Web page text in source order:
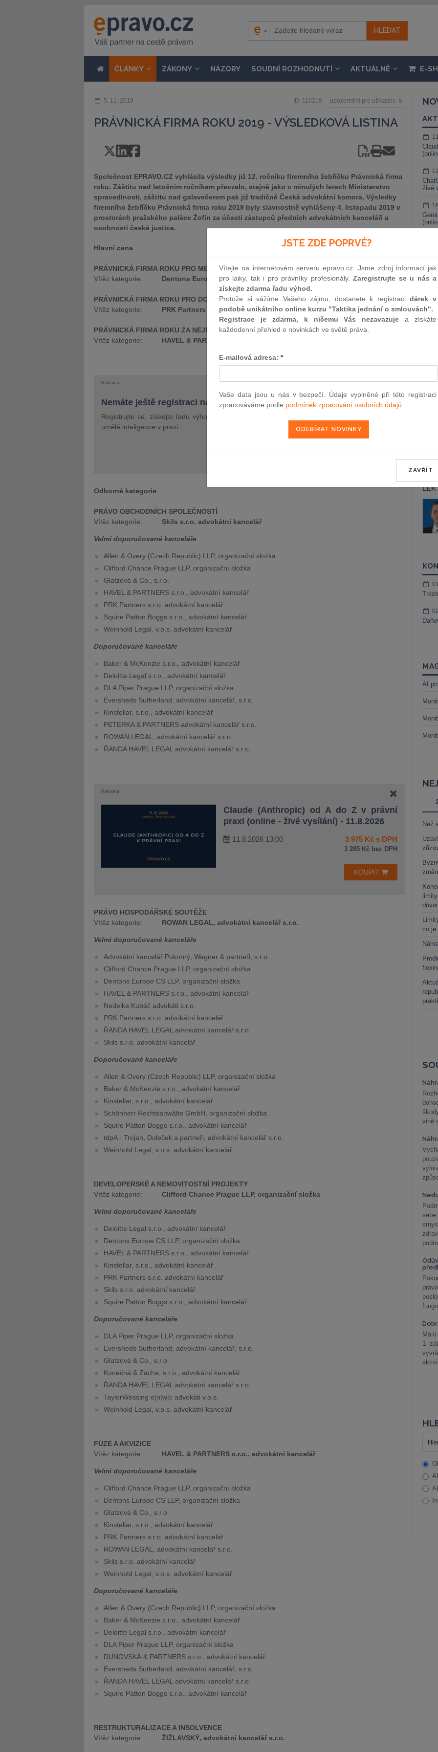
ČLÁNKY ZÁKONY NÁZORY SOUDNÍ ROZHODNUTÍ AKTUÁLNĚ E-
5. 11. 2019 ID: 110219 upozornění pro uživatele
PRÁVNICKÁ FIRMA ROKU 2019 - VÝSLEDKOVÁ LISTINA
Společnost EPRAVO.CZ vyhlásila výsledky již 12. ročníku firemního žebříčku Právnická firma
roku. Záštitu nad letošním ročníkem převzalo, stejně jako v minulých letech Ministerstvo
spravedlnosti, záštitu nad galavečerem pak již tradičně Česká advokátní komora. Výsledky
firemního žebříčku Právnická firma roku 2019 byly slavnostně vyhlášeny 4. listopadu 2019 v
prostorách pražského paláce Žofín za účasti zástupců předních advokátních kanceláří a
osobností české justice.
Hlavní cena
PRÁVNICKÁ FIRMA ROKU PRO MEZINÁRODNÍ KANCELÁŘ
Vítěz kategorie: Dentons Europe CS LLP, organizační složka
PRÁVNICKÁ FIRMA ROKU PRO DOMÁCÍ KANCELÁŘ
Vítěz kategorie: PRK Partners s.r.o. advokátní kancelář
PRÁVNICKÁ FIRMA ROKU ZA NEJLEPŠÍ KLIENTSKÉ SLUŽBY
Vítěz kategorie: HAVEL & PARTNERS s.r.o., advokátní kancelář
Reklama
Nemáte ještě registraci na epravo.cz?
Registrujte se, získejte řadu výhod a jako dárek Vám zašleme aktuální online kurz na využití
umělé inteligence v praxi.
Odborné kategorie
PRÁVO OBCHODNÍCH SPOLEČNOSTÍ
Vítěz kategorie: Skils s.r.o. advokátní kancelář
Velmi doporučované kanceláře
Allen & Overy (Czech Republic) LLP, organizační složka
Clifford Chance Prague LLP, organizační složka
Glatzová & Co., s.r.o.
HAVEL & PARTNERS s.r.o., advokátní kancelář
PRK Partners s.r.o. advokátní kancelář
Squire Patton Boggs s.r.o., advokátní kancelář
Weinhold Legal, v.o.s. advokátní kancelář
Doporučované kanceláře
Baker & McKenzie s.r.o., advokátní kancelář
Deloitte Legal s.r.o., advokátní kancelář
DLA Piper Prague LLP, organizační složka
Eversheds Sutherland, advokátní kancelář, s.r.o.
Kinstellar, s.r.o., advokátní kancelář
PETERKA & PARTNERS advokátní kancelář s.r.o.
ROWAN LEGAL, advokátní kancelář s.r.o.
ŘANDA HAVEL LEGAL advokátní kancelář s.r.o.
Reklama
Claude (Anthropic) od A do Z v právní
praxi (online - živé vysílání) - 11.8.2026
11.8.2026 13:00 3 975 Kč s DPH
3 285 Kč bez DPH
KOUPIT
PRÁVO HOSPODÁŘSKÉ SOUTĚŽE
Vítěz kategorie:
ROWAN LEGAL, advokátní kancelář s.r.o.
Velmi doporučované kanceláře
Advokátní kancelář Pokorný, Wagner & partneři, s.r.o.
Clifford Chance Prague LLP, organizační složka
Dentons Europe CS LLP, organizační složka
HAVEL & PARTNERS s.r.o., advokátní kancelář
Nedelka Kubáč advokáti s.r.o.
PRK Partners s.r.o. advokátní kancelář
ŘANDA HAVEL LEGAL advokátní kancelář s.r.o.
Skils s.r.o. advokátní kancelář
Doporučované kanceláře
Allen & Overy (Czech Republic) LLP, organizační složka
Baker & McKenzie s.r.o., advokátní kancelář
Kinstellar, s.r.o., advokátní kancelář
Schönherr Rechtsanwälte GmbH, organizační složka
Squire Patton Boggs s.r.o., advokátní kancelář
tdpA - Trojan, Doleček a partneři, advokátní kancelář s.r.o.
Weinhold Legal, v.o.s. advokátní kancelář
DEVELOPERSKÉ A NEMOVITOSTNÍ PROJEKTY
Vítěz kategorie: Clifford Chance Prague LLP, organizační složka
Velmi doporučované kanceláře
Deloitte Legal s.r.o., advokátní kancelář
Dentons Europe CS LLP, organizační složka
HAVEL & PARTNERS s.r.o., advokátní kancelář
Kinstellar, s.r.o., advokátní kancelář
PRK Partners s.r.o. advokátní kancelář
Skils s.r.o. advokátní kancelář
Squire Patton Boggs s.r.o., advokátní kancelář
Doporučované kanceláře
DLA Piper Prague LLP, organizační složka
Eversheds Sutherland, advokátní kancelář, s.r.o.
Glatzová & Co., s.r.o.
Konečná & Zacha, s.r.o., advokátní kancelář
ŘANDA HAVEL LEGAL advokátní kancelář s.r.o.
TaylorWessing e|n|w|c advokáti v.o.s.
Weinhold Legal, v.o.s. advokátní kancelář
FÚZE A AKVIZICE
Vítěz kategorie: HAVEL & PARTNERS s.r.o., advokátní kancelář
Velmi doporučované kanceláře
Clifford Chance Prague LLP, organizační složka
Dentons Europe CS LLP, organizační složka
Glatzová & Co., s.r.o.
Kinstellar, s.r.o., advokátní kancelář
PRK Partners s.r.o. advokátní kancelář
ROWAN LEGAL, advokátní kancelář s.r.o.
Skils s.r.o. advokátní kancelář
Weinhold Legal, v.o.s. advokátní kancelář
Doporučované kanceláře
Allen & Overy (Czech Republic) LLP, organizační složka
Baker & McKenzie s.r.o., advokátní kancelář
Deloitte Legal s.r.o., advokátní kancelář
DLA Piper Prague LLP, organizační složka
DUNOVSKÁ & PARTNERS s.r.o., advokátní kancelář
Eversheds Sutherland, advokátní kancelář, s.r.o.
ŘANDA HAVEL LEGAL advokátní kancelář s.r.o.
Squire Patton Boggs s.r.o., advokátní kancelář
RESTRUKTURALIZACE A INSOLVENCE
Vítěz kategorie: ŽIŽLAVSKÝ, advokátní kancelář s.r.o.
živé
Kurzy lektora
AI
Než
co je
vině
Má-
1
JSTE ZDE POPRVÉ?
Vítejte na internetovém serveru epravo.cz. Jsme zdroj informací jak
pro laiky, tak i pro právníky profesionály.Zaregistrujte se u nás a
získejte zdarma řadu výhod.
Protože si vážíme Vašeho zájmu, dostanete k registracidárek v
podobě unikátního online kurzu "Taktika jednání o smlouvách".
Registrace je zdarma, k ničemu Vás nezavazuje a získáte
každodenní přehled o novinkách ve světě práva.
E-mailová adresa: *
Vaše data jsou u nás v bezpečí. Údaje vyplněné při této registraci
zpracováváme podle podmínek zpracování osobních údajů
ZAVŘÍT